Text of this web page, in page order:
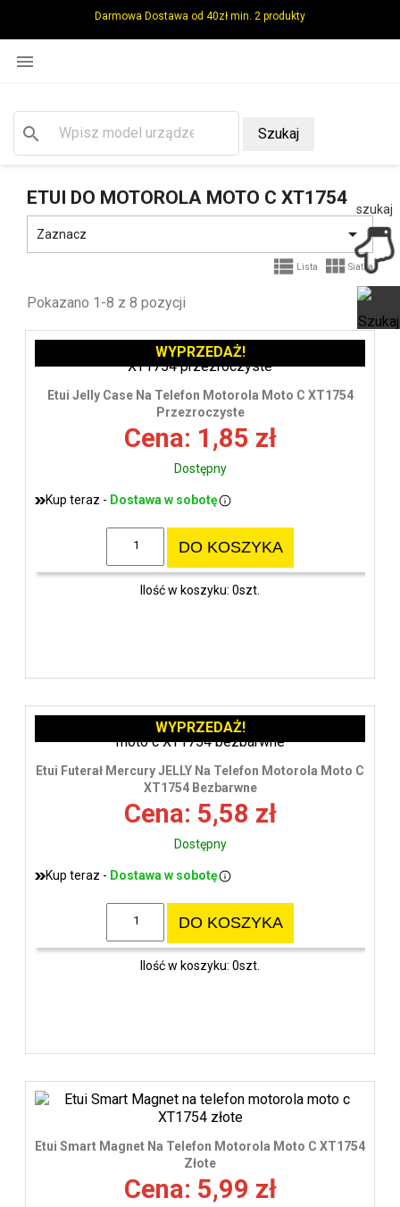
Darmowa Dostawa od 40zł min. 2 produkty

search Szukaj
ETUI DO MOTOROLA MOTO C XT1754
Zaznacz 
 Lista  Siatka
Pokazano 1-8 z 8 pozycji
Etui Jelly Case Na Telefon Motorola Moto C XT1754
Przezroczyste
Cena: 1,85 zł
Dostępny
Kup teraz - Dostawa w sobotę
DO KOSZYKA
Ilość w koszyku: 0szt.
WYPRZEDAŻ!
Etui Futerał Mercury JELLY Na Telefon Motorola Moto C
XT1754 Bezbarwne
Cena: 5,58 zł
Dostępny
Kup teraz - Dostawa w sobotę
DO KOSZYKA
Ilość w koszyku: 0szt.
WYPRZEDAŻ!
Etui Smart Magnet Na Telefon Motorola Moto C XT1754
Złote
Cena: 5,99 zł
szukaj